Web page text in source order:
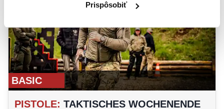
Prispôsobiť
BASIC
PISTOLE: TAKTISCHES WOCHENENDE